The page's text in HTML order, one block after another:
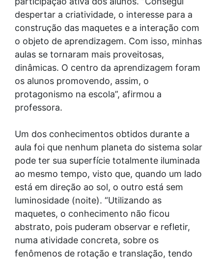
despertar a criatividade, o interesse para a
construção das maquetes e a interação com
o objeto de aprendizagem. Com isso, minhas
aulas se tornaram mais proveitosas,
dinâmicas. O centro da aprendizagem foram
os alunos promovendo, assim, o
protagonismo na escola”, afirmou a
professora.
Um dos conhecimentos obtidos durante a
aula foi que nenhum planeta do sistema solar
pode ter sua superfície totalmente iluminada
ao mesmo tempo, visto que, quando um lado
está em direção ao sol, o outro está sem
luminosidade (noite). “Utilizando as
maquetes, o conhecimento não ficou
abstrato, pois puderam observar e refletir,
numa atividade concreta, sobre os
fenômenos de rotação e translação, tendo